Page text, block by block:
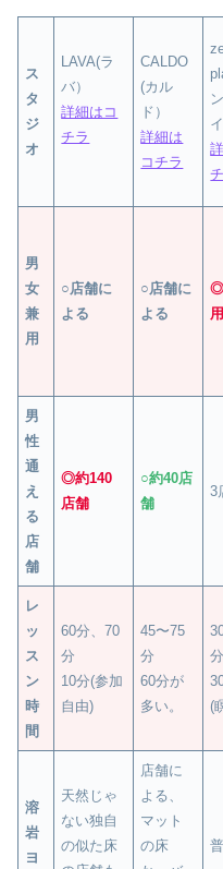
ス
タ
ジ
オ
LAVA(ラ
バ）
詳細はコ
チラ
CALDO
(カル
ド）
詳細は
コチラ
男
女
兼
用
○店舗に
よる
○店舗に
よる
◎
用
男
性
通
え
る
店
舗
◎約140
店舗
○約40店
舗
3
レ
ッ
ス
ン
時
間
60分、70
分
10分(参加
自由)
45〜75
分
60分が
多い。
分
(
溶
岩
ヨ
天然じゃ
ない独自
の似た床
店舗に
よる、
マット
の床